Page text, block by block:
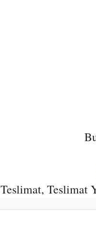
Teslimat, Teslimat